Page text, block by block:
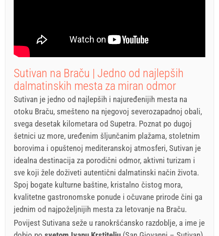
Sutivan na Braču | Jedno od najlepših
dalmatinskih mesta za miran odmor
Sutivan je jedno od najlepših i najuređenijih mesta na
otoku Braču, smešteno na njegovoj severozapadnoj obali,
svega desetak kilometara od Supetra. Poznat po dugoj
šetnici uz more, uređenim šljunčanim plažama, stoletnim
borovima i opuštenoj mediteranskoj atmosferi, Sutivan je
idealna destinacija za porodični odmor, aktivni turizam i
sve koji žele doživeti autentični dalmatinski način života.
Spoj bogate kulturne baštine, kristalno čistog mora,
kvalitetne gastronomske ponude i očuvane prirode čini ga
jednim od najpoželjnijih mesta za letovanje na Braču.
Povijest Sutivana seže u ranokršćansko razdoblje, a ime je